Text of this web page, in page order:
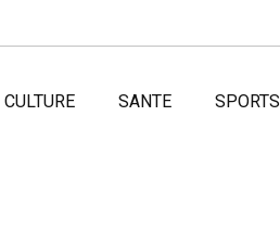
CULTURE SANTE SPORTS